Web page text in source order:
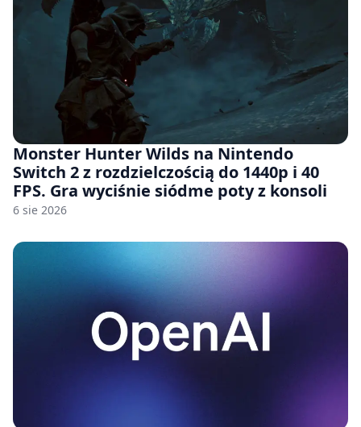
Monster Hunter Wilds na Nintendo
Switch 2 z rozdzielczością do 1440p i 40
FPS. Gra wyciśnie siódme poty z konsoli
6 sie 2026